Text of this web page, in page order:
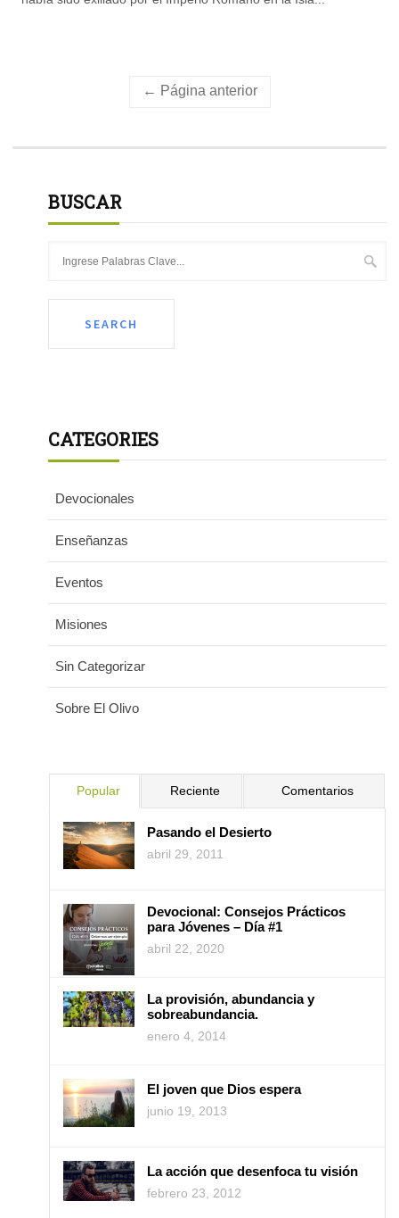
← Página anterior
BUSCAR
CATEGORIES
Devocionales
Enseñanzas
Eventos
Misiones
Sin Categorizar
Sobre El Olivo
Popular Reciente Comentarios
Pasando el Desierto
abril 29, 2011
Devocional: Consejos Prácticos
para Jóvenes – Día #1
abril 22, 2020
La provisión, abundancia y
sobreabundancia.
enero 4, 2014
El joven que Dios espera
junio 19, 2013
La acción que desenfoca tu visión
febrero 23, 2012